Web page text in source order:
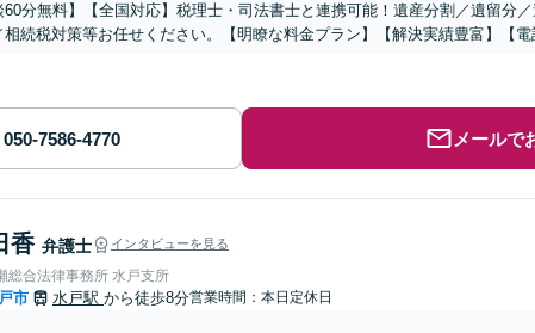
60分無料】【全国対応】税理士・司法書士と連携可能！遺産分割／遺留分
相続税対策等お任せください。【明瞭な料金プラン】【解決実績豊富】【電
メールで
香 弁護士 インタビューを見る
総合法律事務所 水戸支所
市 水戸駅 から徒歩8分営業時間：本日定休日